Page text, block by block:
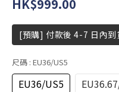
HK$999.00
[預購] 付款後 4-7 日內到
尺碼 : EU36/US5
EU36/US5